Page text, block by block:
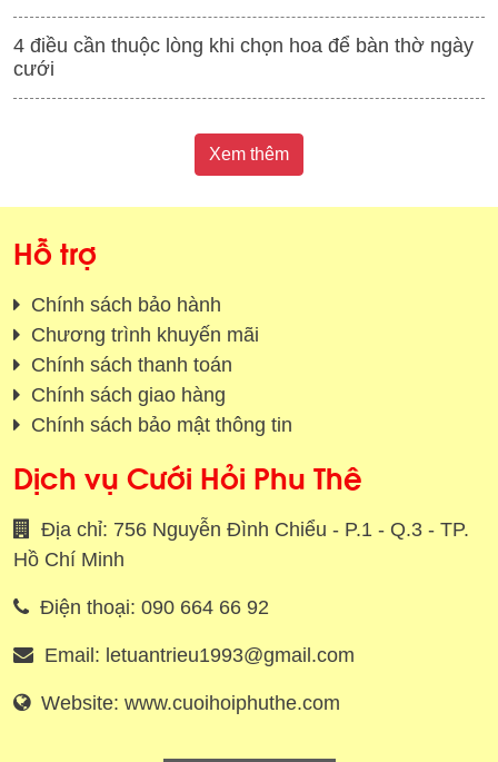
4 điều cần thuộc lòng khi chọn hoa để bàn thờ ngày
cưới
Xem thêm
Hỗ trợ
Chính sách bảo hành
Chương trình khuyến mãi
Chính sách thanh toán
Chính sách giao hàng
Chính sách bảo mật thông tin
Dịch vụ Cưới Hỏi Phu Thê
Địa chỉ: 756 Nguyễn Đình Chiểu - P.1 - Q.3 - TP.
Hồ Chí Minh
Điện thoại: 090 664 66 92
Email: letuantrieu1993@gmail.com
Website: www.cuoihoiphuthe.com